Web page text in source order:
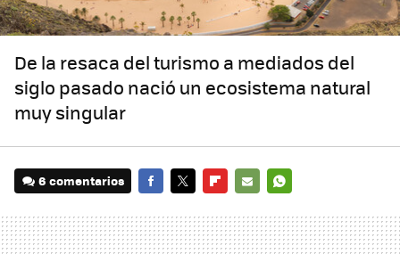
De la resaca del turismo a mediados del
siglo pasado nació un ecosistema natural
muy singular
6 comentarios
MAIL